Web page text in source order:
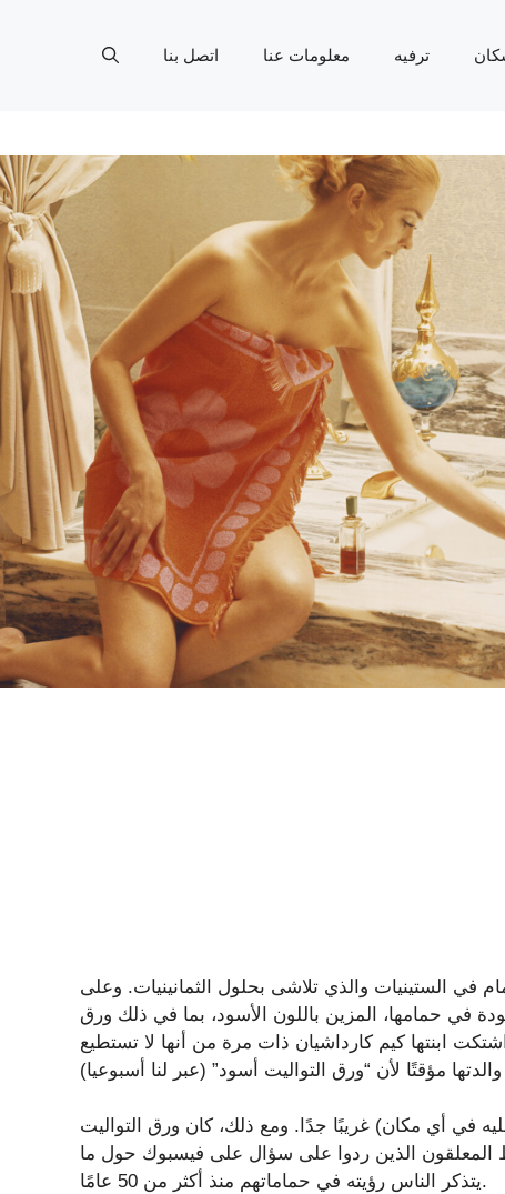
ترفيه معلومات عنا اتصل بنا
في الستينيات والذي تلاشى بحلول الثمانينيات. وعلى
في حمامها، المزين باللون الأسود، بما في ذلك ورق
ابنتها كيم كارداشيان ذات مرة من أنها لا تستطيع
في أي مكان) غريبًا جدًا. ومع ذلك، كان ورق التواليت
المعلقون الذين ردوا على سؤال على فيسبوك حول ما
يتذكر الناس رؤيته في حماماتهم منذ أكثر من 50 عامًا.